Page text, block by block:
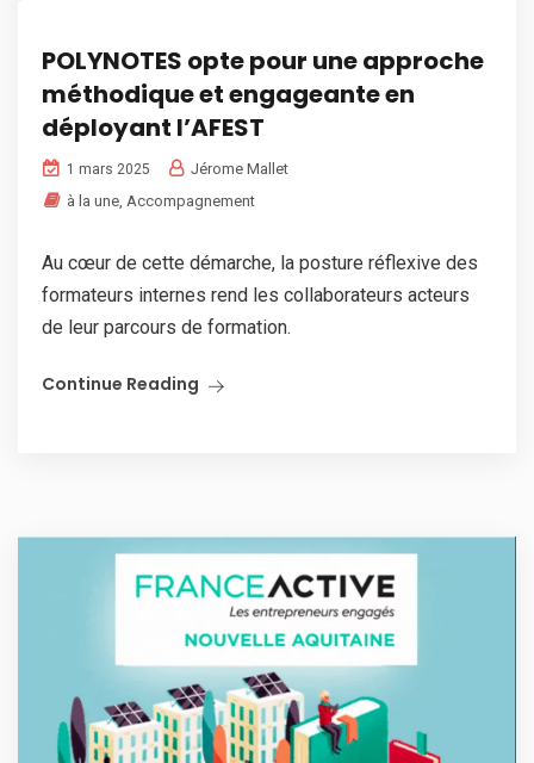
POLYNOTES opte pour une approche
méthodique et engageante en
déployant l’AFEST
1 mars 2025
Jérome Mallet
à la une, Accompagnement
Au cœur de cette démarche, la posture réflexive des
formateurs internes rend les collaborateurs acteurs
de leur parcours de formation.
Continue Reading